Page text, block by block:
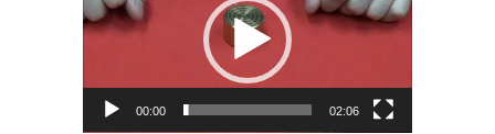
vídeo
00:00 02:06